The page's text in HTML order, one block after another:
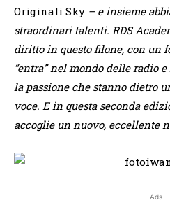
Originali Sky – e insieme
straordinari talenti. RDS
diritto in questo filone, con un
“entra” nel mondo delle radio
la passione che stanno dietro
voce. E in questa seconda
accoglie un nuovo, eccellente
Ads